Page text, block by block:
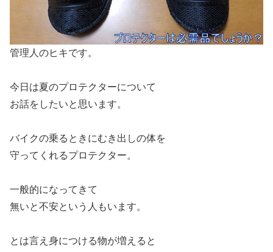
管理人のヒキです。
今日は夏のプロテクターについて
お話をしたいと思います。
バイクの乗るときにむき出しの体を
守ってくれるプロテクター。
一般的になってきて
無いと不安という人もいます。
とは言え身につける物が増えると